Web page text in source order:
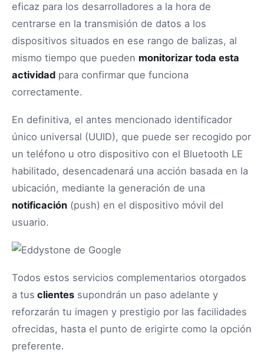
eficaz para los desarrolladores a la hora de
centrarse en la transmisión de datos a los
dispositivos situados en ese rango de balizas, al
mismo tiempo que pueden monitorizar toda esta
actividad para confirmar que funciona
correctamente.
En definitiva, el antes mencionado identificador
único universal (UUID), que puede ser recogido por
un teléfono u otro dispositivo con el Bluetooth LE
habilitado, desencadenará una acción basada en la
ubicación, mediante la generación de una
notificación (push) en el dispositivo móvil del
usuario.
Todos estos servicios complementarios otorgados
a tus clientes supondrán un paso adelante y
reforzarán tu imagen y prestigio por las facilidades
ofrecidas, hasta el punto de erigirte como la opción
preferente.